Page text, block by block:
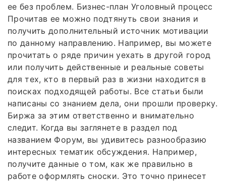
ее без проблем. Бизнес-план Уголовный процесс
Прочитав ее можно подтянуть свои знания и
получить дополнительный источник мотивации
по данному направлению. Например, вы можете
прочитать о ряде причин уехать в другой город
или получить действенные и реальные советы
для тех, кто в первый раз в жизни находится в
поисках подходящей работы. Все статьи были
написаны со знанием дела, они прошли проверку.
Биржа за этим ответственно и внимательно
следит. Когда вы заглянете в раздел под
названием Форум, вы удивитесь разнообразию
интересных тематик обсуждения. Например,
получите данные о том, как же правильно в
работе оформлять сноски. Это точно принесет